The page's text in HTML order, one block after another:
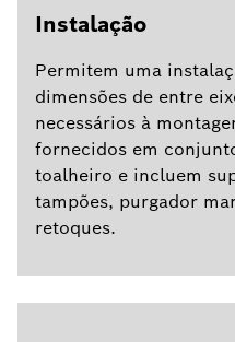
Instalação
Permitem uma
dimensões de entre
necessários à
fornecidos em
toalheiro e incluem
tampões, purgador
retoques.